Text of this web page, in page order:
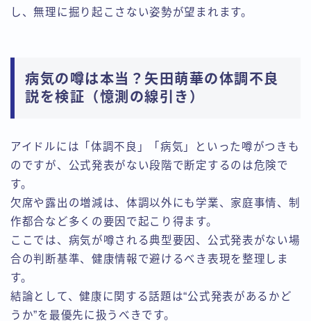
し、無理に掘り起こさない姿勢が望まれます。
病気の噂は本当？矢田萌華の体調不良
説を検証（憶測の線引き）
アイドルには「体調不良」「病気」といった噂がつきも
のですが、公式発表がない段階で断定するのは危険で
す。
欠席や露出の増減は、体調以外にも学業、家庭事情、制
作都合など多くの要因で起こり得ます。
ここでは、病気が噂される典型要因、公式発表がない場
合の判断基準、健康情報で避けるべき表現を整理しま
す。
結論として、健康に関する話題は“公式発表があるかど
うか”を最優先に扱うべきです。